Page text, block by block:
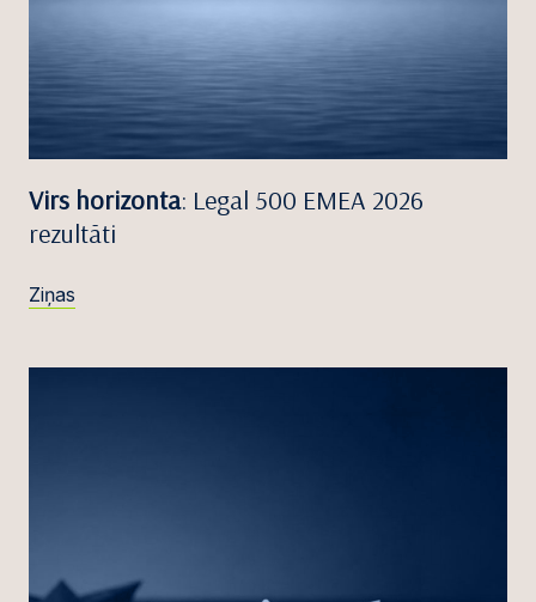
Virs horizonta: Legal 500 EMEA 2026
rezultāti
Ziņas